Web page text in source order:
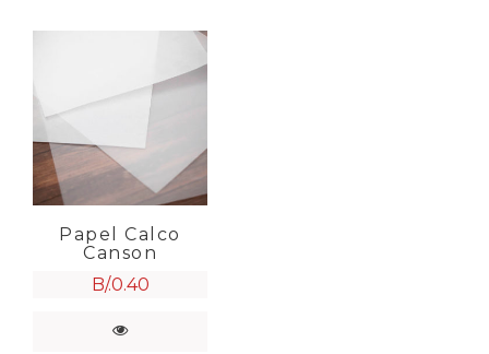
Papel Calco
Canson
B/.0.40